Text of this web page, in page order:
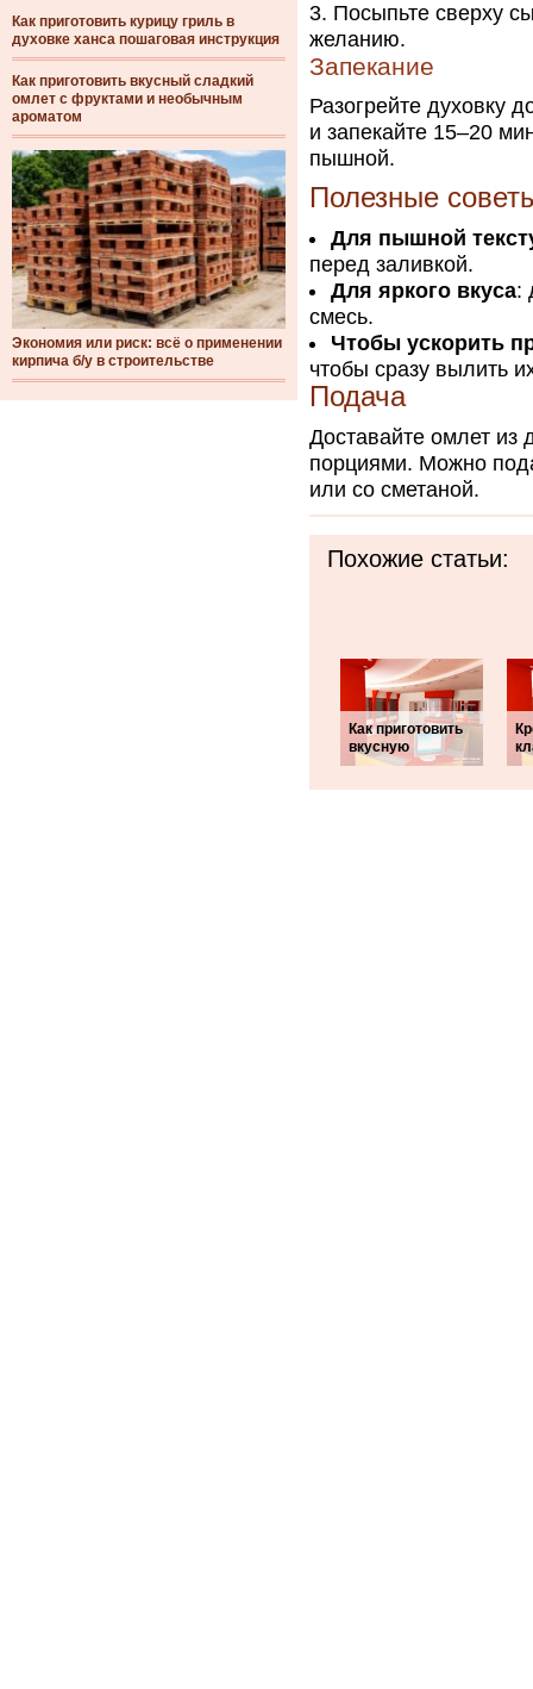
Как приготовить курицу гриль в
духовке ханса пошаговая инструкция
Как приготовить вкусный сладкий
омлет с фруктами и необычным
ароматом
Экономия или риск: всё о применении
кирпича б/у в строительстве
Посыпьте сверху
желанию.
Запекание
Разогрейте духовку
и запекайте 15–20
пышной.
Полезные
Для пышной
перед заливкой.
Для яркого вкуса:
смесь.
Чтобы ускорить
чтобы сразу вылить
Подача
Доставайте омлет из
порциями. Можно
или со сметаной.
Похожие статьи:
Как приготовить
вкусную